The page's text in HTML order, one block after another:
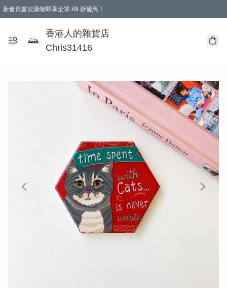
新會員首次購物即享全單 89 折優惠！
購物滿 HKD 499.00即享免運費優惠！（適用於 本地送貨、本地取貨 )
【滿 $300 專屬驚喜：無聲信物（最後一批）】
香港人的雜貨店
Chris31416